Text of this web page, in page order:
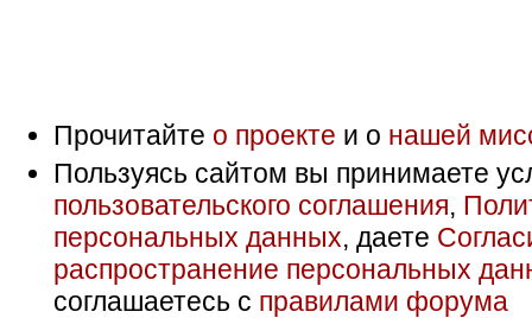
Прочитайте о проекте и о нашей
Пользуясь сайтом вы принимаете
пользовательского соглашения,
персональных данных, даете
распространение персональных
соглашаетесь с правилами форума